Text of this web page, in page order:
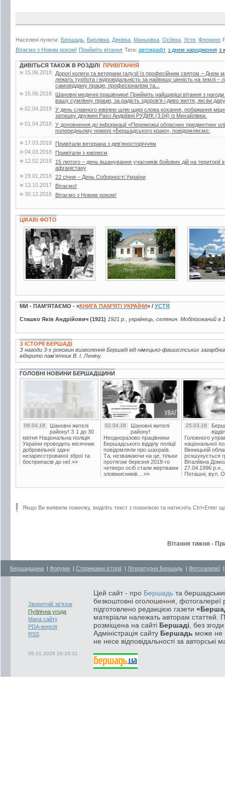
Населені пункти: Бершадь Бирлівка Дяківка Маньківка Осіївка Устя Флорино
Вітаємо з Новим роком! Прийміть вітання Теги: автокрафт з днем народження з
ДИВІТЬСЯ ТАКОЖ В РОЗДІЛІ ПРИВІТАННЯ
» 15.06.2018
Дорогі колеги та ветерани галузі! Із професійним святом –
лежать турбота і відповідальність за найвищу цінність на землі
самовіддану працю, професіоналізм та...
» 15.06.2018
Шановні медичні працівники! Прийміть найщиріші вітання з
вашу сумлінну працю, за радість здоров’я і диво життя, які ви
» 02.04.2018 У день славного ювілею шлю щирі слова кохання, побажання
затишку дружині Раїсі Андріївні РУДИК (3.04) із Михайлівки.
» 01.04.2018 У доповнення до інформації «Переможці обласних предметних
попередньому номері «Бершадського краю», повідомляємо:
» 17.03.2018 Привітали ветерана з дев’яносторіччям
» 04.03.2018 Привітали з ювілеєм
» 12.02.2018
15 лютого – день вшанування учасників бойових дій на території
афганістану
» 19.01.2018 22 січня – День Соборності України
» 13.10.2017 Вітаємо!
» 30.12.2016 Вітаємо з Новим роком!
ЦІКАВІ ФОТО
3 фото 6 фото 49 фото
МИ - ПАМ’ЯТАЄМО - «КНИГА ПАМ’ЯТІ УКРАЇНИ» / УСТЯ
Сташко Яків Андрійович (1921) 1921 р., українець, селянин. Мобілізований
З ІСТОРІЇ БЕРШАДІ
З нагоди 3-х роковин визволення Бершаді від німецько-фашистських
відкрито пам'ятник В. І. Леніну.
ГОЛОВНІ НОВИНИ БЕРШАДЩИНИ
06.04.18
Шановні жителі
району! З 1 до 30
квітня Національна поліція
України проводить місячник
добровільної здачі
незареєстрованої зброї та
боєприпасів до неї.»»
02.04.18
Шановні жителі
району!
Неодноразово працівники
Бершадського відділу поліції
повідомляли про шахраїв.
Та, незважаючи на це, тільки
протягом березня 2018-го
четверо осіб стали жертвами
зловмисників....»»
25.03.18
Головного
національної
Вінницькій
розшукується
Віталіївна
27.04.1996 р.н.,
Поташні, вул.
Якщо Ви виявили помилку, виділіть текст з помилкою та натисніть Ctrl+Enter
Вітання тижня -
Бершадщина | Форуми | Сторінками історії | Літературна Бершадь | Фотогалереї
Зворотній зв'язок
Публічна угода
Мапа сайту
PDA-версія
RSS
09.01.2026 16:10:31
Цей сайт - про Бершадь та
безкоштовні оголошення, фотогалереї
підготовлено редакцією газети
матеріали належать авторам статтей.
розміщена на сайті Бершаді , без
Адміністрація сайту Бершадь може не
не несе відповідальності за авторські